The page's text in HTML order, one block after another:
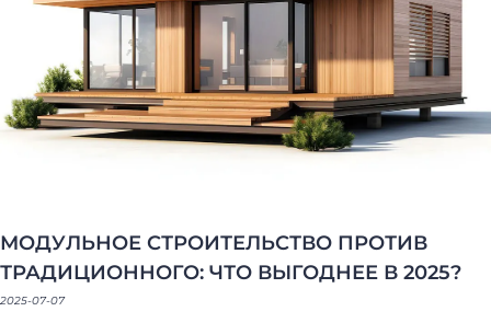
МОДУЛЬНОЕ СТРОИТЕЛЬСТВО ПРОТИВ
ТРАДИЦИОННОГО: ЧТО ВЫГОДНЕЕ В 2025?
2025-07-07